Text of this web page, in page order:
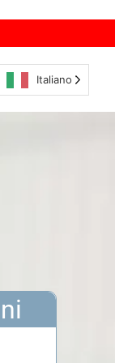
Italiano